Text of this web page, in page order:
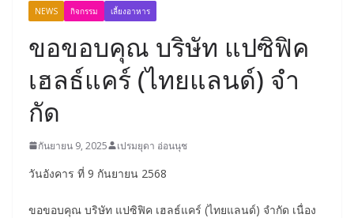
NEWS กิจกรรม เลี้ยงอาหาร
ขอขอบคุณ บริษัท แปซิฟิค
เฮลธ์แคร์ (ไทยแลนด์) จํา
กัด
กันยายน 9, 2025 เปรมยุดา อ่อนนุช
วันอังคาร ที่ 9 กันยายน 2568
ขอขอบคุณ บริษัท แปซิฟิค เฮลธ์แคร์ (ไทยแลนด์) จํากัด เนื่อง